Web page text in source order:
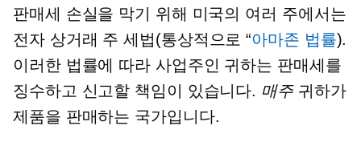
판매세 손실을 막기 위해 미국의 여러 주에서는
전자 상거래 주 세법(통상적으로 “아마존 법률).
이러한 법률에 따라 사업주인 귀하는 판매세를
징수하고 신고할 책임이 있습니다. 매주귀하가
제품을 판매하는 국가입니다.